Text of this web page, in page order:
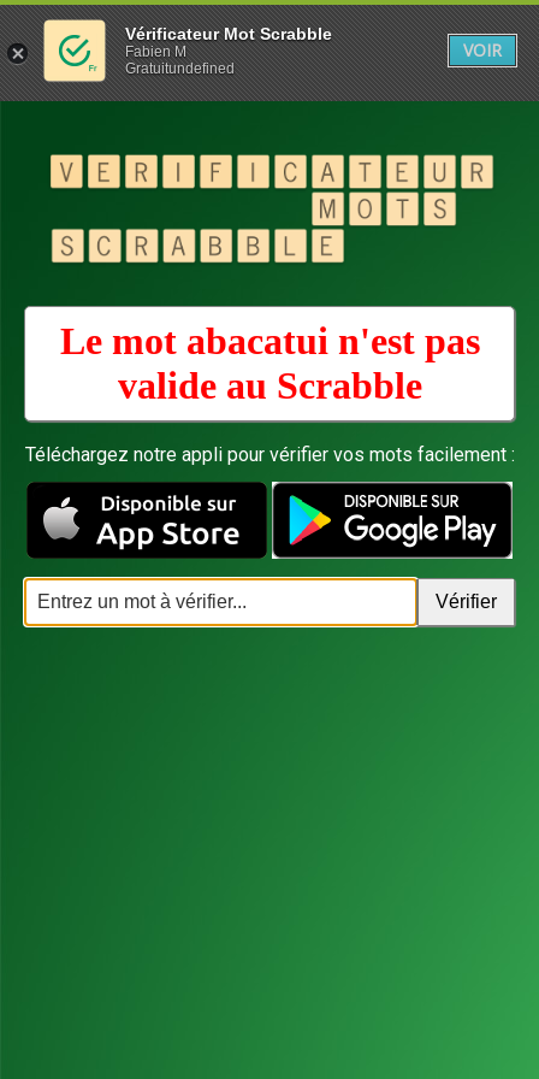
Le mot abacatui n'est pas
valide au Scrabble
Téléchargez notre appli pour vérifier vos mots facilement :
Vérificateur Mot Scrabble
Fabien M
Gratuitundefined
VOIR